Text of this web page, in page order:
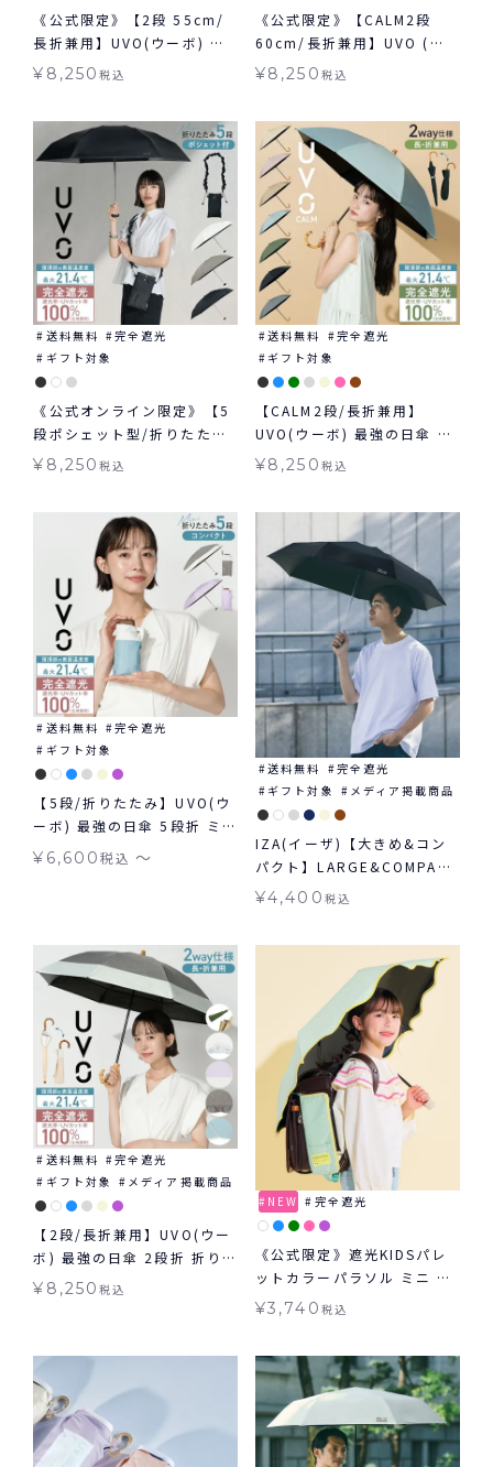
《公式限定》【2段 55cm/
長折兼用】UVO(ウーボ) 最
強の日傘 2way 折りたたみ
¥ 8,250税込
《公式限定》【CALM2段
60cm/長折兼用】UVO (ウ
ーボ) 最強の日傘 無地 ミニ
¥8,250 税込
送料無料
完全遮光
ギフト対象
《公式オンライン限定》【5
段ポシェット型/折りたた
み】UVO(ウーボ) 最強の日
たみ 晴雨兼用 ギフト対象 ≪
送料無料≫
¥ 8,250税込
送料無料
完全遮光
ギフト対象
【CALM2段/長折兼用】
UVO(ウーボ) 最強の日傘 カ
ーム 2way 折りたたみ 長傘
¥8,250 税込
送料無料
完全遮光
ギフト対象
【5段/折りたたみ】UVO(ウ
ーボ) 最強の日傘 5段折 ミニ
コンパクト 無地 切り継ぎ ギ
フト対象 ≪送料無料≫ 晴雨
¥ 6,600税込 〜
送料無料
完全遮光
ギフト対象
メディア掲載商品
IZA(イーザ)【大きめ&コン
パクト】LARGE&COMPACT
ラージ＆コンパクト日傘 折
¥4,400 税込
送料無料
完全遮光
ギフト対象
メディア掲載商品
【2段/長折兼用】UVO(ウー
ボ) 最強の日傘 2段折 折りた
たみ 長傘 2way ミニ 完全
¥ 8,250税込
NEW 完全遮光
《公式限定》遮光KIDSパレ
ットカラーパラソル ミニ キ
ッズ日傘 折りたたみ傘 子ど
¥3,740 税込